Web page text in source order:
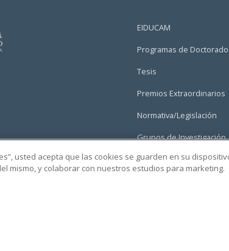
EIDUCAM
Programas de Doctorado
Tesis
Premios Extraordinarios
Normativa/Legislación
Grupos de Investigación
usted acepta que las cookies se guarden en su
mismo, y colaborar con nuestros estudios para marketing.